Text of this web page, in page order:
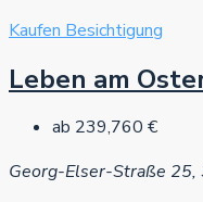
Kaufen Besichtigung
Leben am
ab 239,760 €
Georg-Elser-Straße